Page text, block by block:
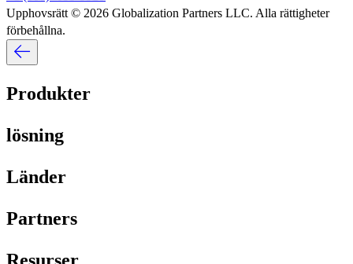
Upphovsrätt © 2026 Globalization Partners LLC. Alla rättigheter
förbehållna.​​
Produkter​​
lösning​​
Länder​​
Partners​​